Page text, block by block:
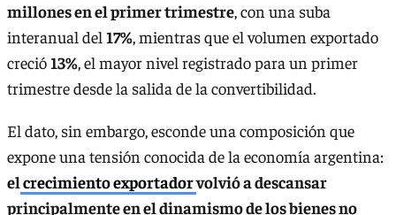
millones en el primer trimestre, con una suba
interanual del 17%, mientras que el volumen exportado
creció13%, el mayor nivel registrado para un primer
trimestre desde la salida de la convertibilidad.
El dato, sin embargo, esconde una composición que
expone una tensión conocida de la economía argentina:
elcrecimiento exportadorvolvió a descansar
principalmente en el dinamismo de los bienes no